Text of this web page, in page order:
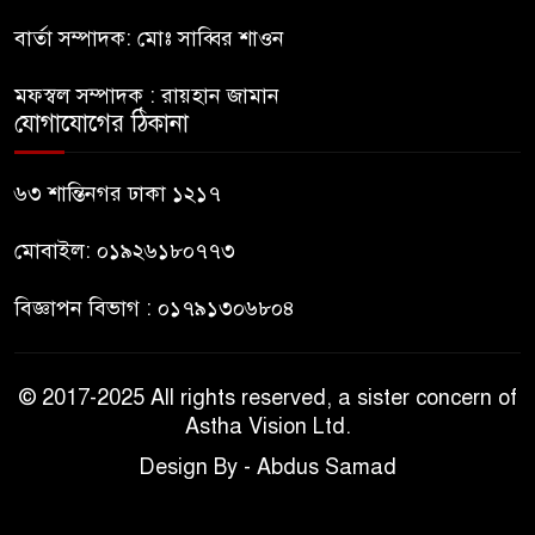
বহিষ্কৃত জামাত নেতার কর্মীরা যোগ
বার্তা সম্পাদক: মোঃ সাব্বির শাওন
মফস্বল সম্পাদক : রায়হান জামান
যোগাযোগের ঠিকানা
৬৩ শান্তিনগর ঢাকা ১২১৭
মোবাইল: ০১৯২৬১৮০৭৭৩
বিজ্ঞাপন বিভাগ : ০১৭৯১৩০৬৮০৪
© 2017-2025 All rights reserved, a sister concern of
Astha Vision Ltd.
Design By - Abdus Samad